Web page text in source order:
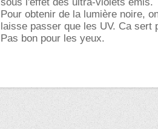
Pour obtenir de la lumière noire,
laisse passer que les UV. Ca sert
Pas bon pour les yeux.